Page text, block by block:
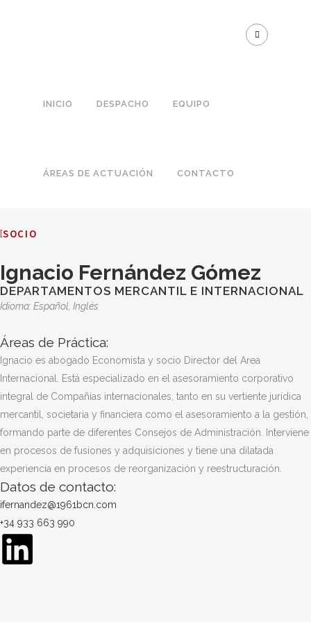
INICIO DESPACHO EQUIPO
ÁREAS DE ACTUACIÓN CONTACTO
SOCIO
Ignacio Fernández Gómez
DEPARTAMENTOS MERCANTIL E INTERNACIONAL
Idioma: Español, Inglés
Áreas de Práctica:
Ignacio es abogado Economista y socio Director del Area
Internacional. Está especializado en el asesoramiento corporativo
integral de Compañías internacionales, tanto en su vertiente jurídica
mercantil, societaria y financiera como el asesoramiento a la gestión,
formando parte de diferentes Consejos de Administración. Interviene
en procesos de fusiones y adquisiciones y tiene una dilatada
experiencia en procesos de reorganización y reestructuración.
Datos de contacto:
ifernandez@1961bcn.com
+34 933 663 990